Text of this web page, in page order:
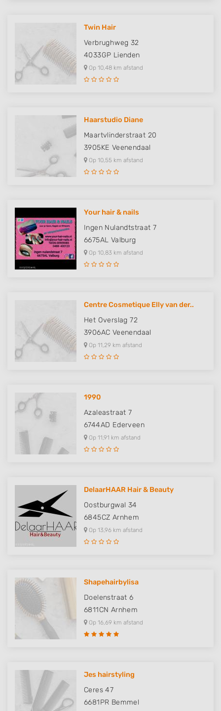
Twin Hair
Verbrughweg 32
4033GP Lienden
Op 10,48 km afstand
Haarstudio Diane
Maartvlinderstraat 20
3905KE Veenendaal
Op 10,55 km afstand
Your hair & nails
Ingen Nulandtstraat 7
6675AL Valburg
Op 10,83 km afstand
Centre Cosmetique Elly van der..
Het Overslag 72
3906AC Veenendaal
Op 11,29 km afstand
1990
Azaleastraat 7
6744AD Ederveen
Op 11,91 km afstand
DelaarHAAR Hair & Beauty
Oostburgwal 34
6845CZ Arnhem
Op 13,96 km afstand
Shapehairbylisa
Doelenstraat 6
6811CN Arnhem
Op 16,69 km afstand
Jes hairstyling
Ceres 47
6681PR Bemmel